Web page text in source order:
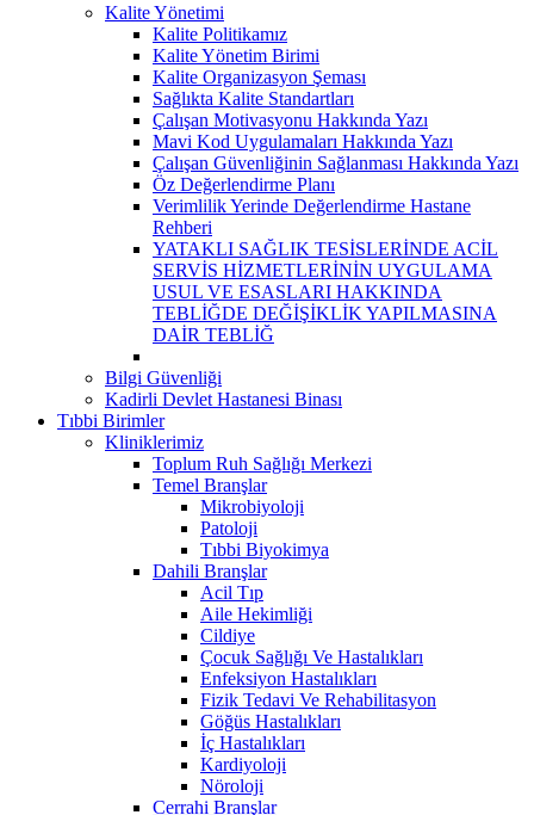
Kalite Yönetimi
Kalite Politikamız
Kalite Yönetim Birimi
Kalite Organizasyon Şeması
Sağlıkta Kalite Standartları
Çalışan Motivasyonu Hakkında Yazı
Mavi Kod Uygulamaları Hakkında Yazı
Çalışan Güvenliğinin Sağlanması Hakkında Yazı
Öz Değerlendirme Planı
Verimlilik Yerinde Değerlendirme Hastane
Rehberi
YATAKLI SAĞLIK TESİSLERİNDE ACİL
SERVİS HİZMETLERİNİN UYGULAMA
USUL VE ESASLARI HAKKINDA
TEBLİĞDE DEĞİŞİKLİK YAPILMASINA
DAİR TEBLİĞ
Bilgi Güvenliği
Kadirli Devlet Hastanesi Binası
Tıbbi Birimler
Kliniklerimiz
Toplum Ruh Sağlığı Merkezi
Temel Branşlar
Mikrobiyoloji
Patoloji
Tıbbi Biyokimya
Dahili Branşlar
Acil Tıp
Aile Hekimliği
Cildiye
Çocuk Sağlığı Ve Hastalıkları
Enfeksiyon Hastalıkları
Fizik Tedavi Ve Rehabilitasyon
Göğüs Hastalıkları
İç Hastalıkları
Kardiyoloji
Nöroloji
Cerrahi Branşlar